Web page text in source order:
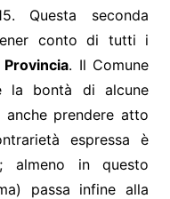
Questa seconda
conto di tutti i
. Il Comune
la bontà di alcune
prendere atto
espressa è
almeno in questo
passa infine alla